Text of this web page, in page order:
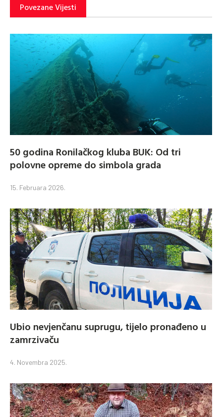
Povezane Vijesti
50 godina Ronilačkog kluba BUK: Od tri
polovne opreme do simbola grada
15. Februara 2026.
Ubio nevjenčanu suprugu, tijelo pronađeno u
zamrzivaču
4. Novembra 2025.